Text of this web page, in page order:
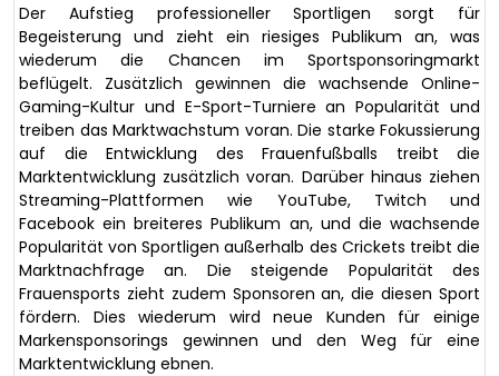
Der Aufstieg professioneller Sportligen sorgt für
Begeisterung und zieht ein riesiges Publikum an, was
wiederum die Chancen im Sportsponsoringmarkt
beflügelt. Zusätzlich gewinnen die wachsende Online-
Gaming-Kultur und E-Sport-Turniere an Popularität und
treiben das Marktwachstum voran. Die starke Fokussierung
auf die Entwicklung des Frauenfußballs treibt die
Marktentwicklung zusätzlich voran. Darüber hinaus ziehen
Streaming-Plattformen wie YouTube, Twitch und
Facebook ein breiteres Publikum an, und die wachsende
Popularität von Sportligen außerhalb des Crickets treibt die
Marktnachfrage an. Die steigende Popularität des
Frauensports zieht zudem Sponsoren an, die diesen Sport
fördern. Dies wiederum wird neue Kunden für einige
Markensponsorings gewinnen und den Weg für eine
Marktentwicklung ebnen.